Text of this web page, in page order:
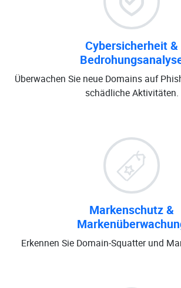
Cybersicherheit &
Überwachen Sie neue Domains auf
schädliche Aktivitäten.
Markenschutz &
Erkennen Sie Domain-Squatter und